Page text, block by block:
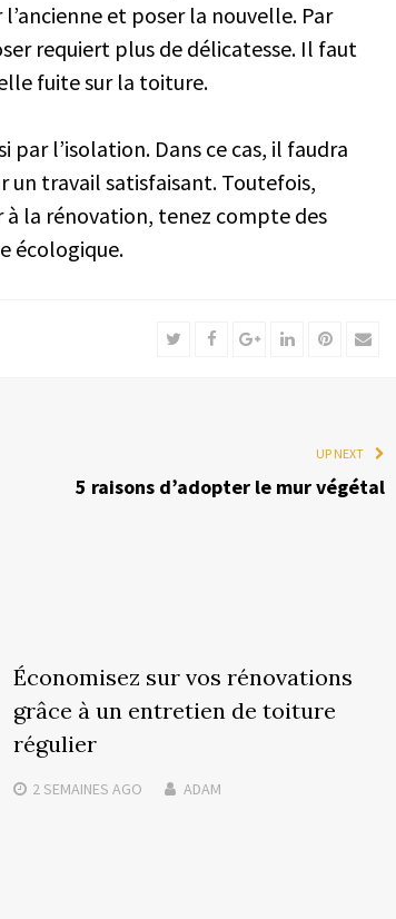
et poser la nouvelle. Par
requiert plus de délicatesse. Il faut
fuite sur la toiture.
par l’isolation. Dans ce cas, il faudra
un travail satisfaisant. Toutefois,
à la rénovation, tenez compte des
écologique.
TwitterFacebookGoogle+LinkedInPinterest
Email
UP NEXT
5 raisons d’adopter le mur végétal
Économisez sur vos rénovations
grâce à un entretien de toiture
régulier
2 SEMAINES AGO ADAM